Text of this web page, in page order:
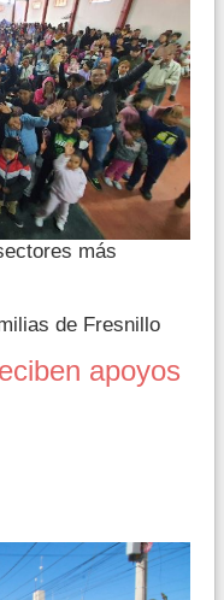
más
de Fresnillo
apoyos